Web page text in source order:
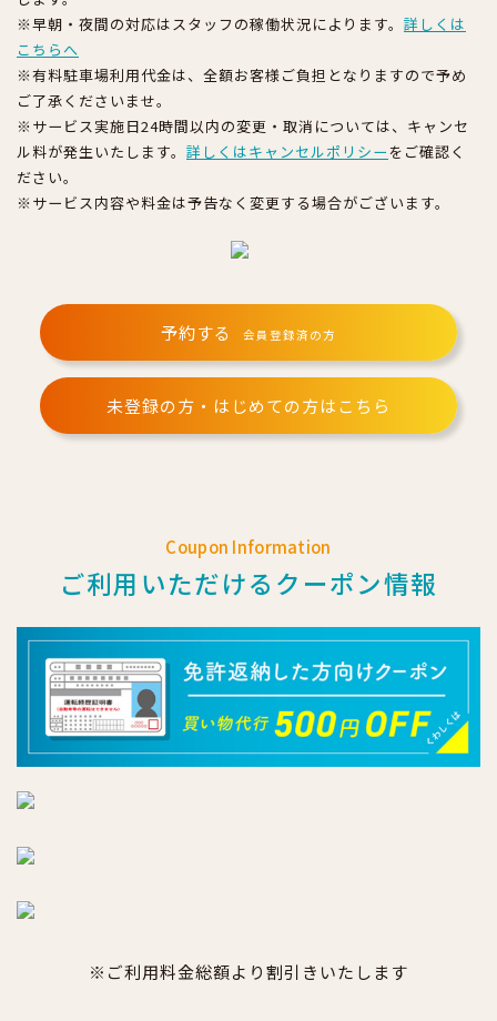
※早朝・夜間の対応はスタッフの稼働状況によります。 詳しくは
こちらへ
※有料駐車場利用代金は、全額お客様ご負担となりますので予め
ご了承くださいませ。
※サービス実施日24時間以内の変更・取消については、キャンセ
ル料が発生いたします。 詳しくはキャンセルポリシーをご確認く
ださい。
※サービス内容や料金は予告なく変更する場合がございます。
予約する 会員登録済の方
未登録の方・はじめての方はこちら
Coupon Information
ご利用いただけるクーポン情報
※ご利用料金総額より割引きいたします